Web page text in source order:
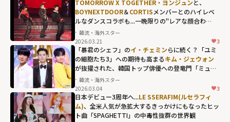
TOMORROW X TOGETHER・ヨンジュンと、
BOYNEXTDOOR＆CORTISメンバーとのハイレベ
ルなダンスコラボも...一晩限りの"レアな顔合わ
せ"が熱狂を呼んだ「2025 MBC歌謡大祭典」
韓流・海外スター
2026.03.21
3
「暴君のシェフ」のイ・チェミンらに続く？「ユミ
の細胞たち3」への期待も高まるキム・ジェウォン
が抜擢された、韓国トップ俳優への登竜門「ミュー
ジックバンク」の歴代MC
韓流・海外スター
2026.03.04
3
日本デビュー3周年へ...LE SSERAFIM(ルセラフィ
ム)、全米人気が急拡大するきっかけにもなったヒッ
ト曲「SPAGHETTI」の中毒性抜群の世界観